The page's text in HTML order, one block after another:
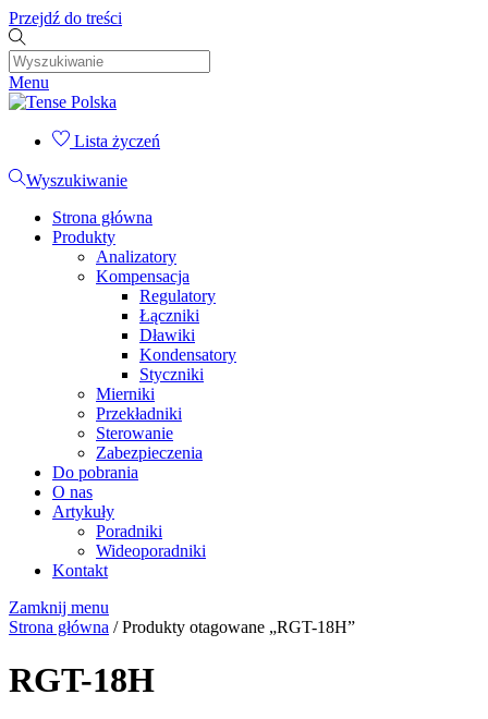
Przejdź do treści
Menu
Lista życzeń
Wyszukiwanie
Strona główna
Produkty
Analizatory
Kompensacja
Regulatory
Łączniki
Dławiki
Kondensatory
Styczniki
Mierniki
Przekładniki
Sterowanie
Zabezpieczenia
Do pobrania
O nas
Artykuły
Poradniki
Wideoporadniki
Kontakt
Zamknij menu
Strona główna / Produkty otagowane „RGT-18H”
RGT-18H